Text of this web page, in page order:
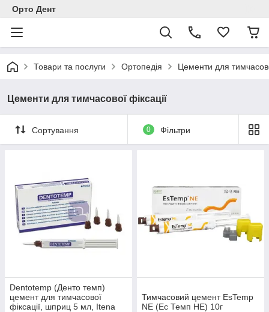
Орто Дент
Товари та послуги Ортопедія Цементи для
Цементи для тимчасової фіксації
Сортування 0 Фільтри
Dentotemp (Денто темп)
цемент для тимчасової
фіксації, шприц 5 мл, Itena
Тимчасовий цемент EsTemp
NE (Ес Темп НЕ) 10г